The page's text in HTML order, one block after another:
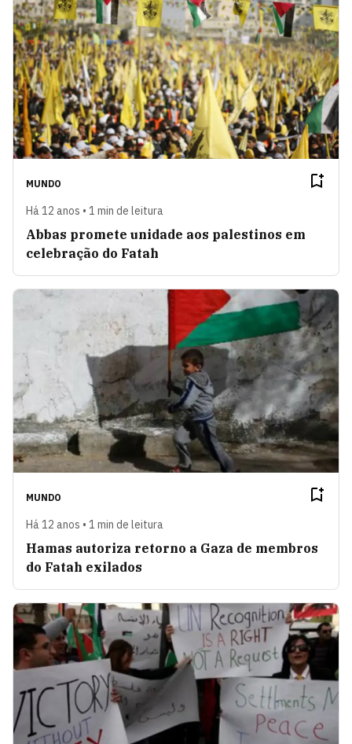
MUNDO
Há 12 anos • 1 min de leitura
Abbas promete unidade aos palestinos em
celebração do Fatah
MUNDO
Há 12 anos • 1 min de leitura
Hamas autoriza retorno a Gaza de membros
do Fatah exilados